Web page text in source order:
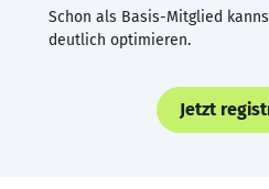
Schon als Basis-Mitglied
deutlich optimieren.
Jetzt